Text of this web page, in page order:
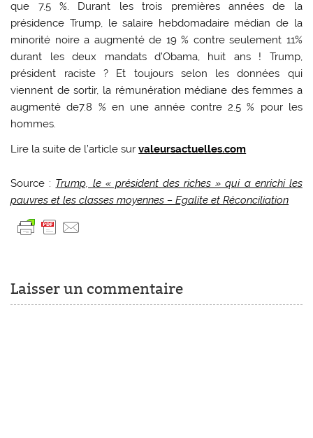
que 7.5 %. Durant les trois premières années de la
présidence Trump, le salaire hebdomadaire médian de la
minorité noire a augmenté de 19 % contre seulement 11%
durant les deux mandats d’Obama, huit ans ! Trump,
président raciste ? Et toujours selon les données qui
viennent de sortir, la rémunération médiane des femmes a
augmenté de7.8 % en une année contre 2.5 % pour les
hommes.
Lire la suite de l’article survaleursactuelles.com
Source : Trump, le « président des riches » qui a enrichi les
pauvres et les classes moyennes – Egalite et Réconciliation
Laisser un commentaire